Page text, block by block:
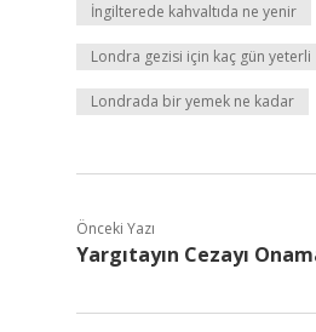
İngilterede kahvaltıda ne yenir
Londra gezisi için kaç gün yeterli
Londrada bir yemek ne kadar
Önceki Yazı
Yargıtayın Cezayı